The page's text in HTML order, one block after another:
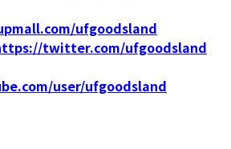
ufgoodsland
twitter.com/ufgoodsland
user/ufgoodsland